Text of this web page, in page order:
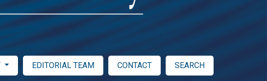
EDITORIAL TEAM CONTACT SEARCH